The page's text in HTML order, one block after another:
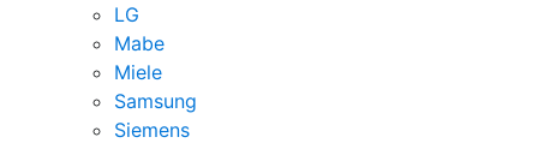
LG
Mabe
Miele
Samsung
Siemens